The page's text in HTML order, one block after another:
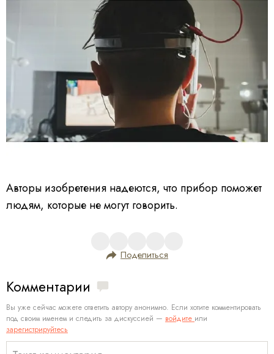
Авторы изобретения надеются, что прибор поможет
людям, которые не могут говорить.
Поделиться
Комментарии
Вы уже сейчас можете ответить автору анонимно. Если хотите комментировать
под своим именем и следить за дискуссией — войдите или
зарегистрируйтесь